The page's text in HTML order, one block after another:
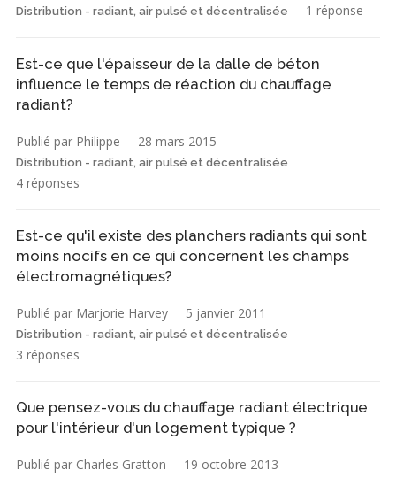
Distribution - radiant, air pulsé et décentralisée 1 réponse
Est-ce que l'épaisseur de la dalle de béton
influence le temps de réaction du chauffage
radiant?
Publié par Philippe 28 mars 2015
Distribution - radiant, air pulsé et décentralisée
4 réponses
Est-ce qu'il existe des planchers radiants qui sont
moins nocifs en ce qui concernent les champs
électromagnétiques?
Publié par Marjorie Harvey 5 janvier 2011
Distribution - radiant, air pulsé et décentralisée
3 réponses
Que pensez-vous du chauffage radiant électrique
pour l'intérieur d'un logement typique ?
Publié par Charles Gratton 19 octobre 2013